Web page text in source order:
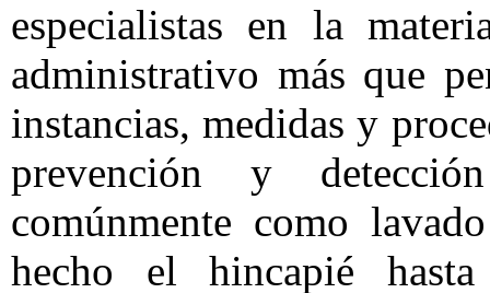
especialistas en la
administrativo más que
instancias, medidas y
prevención y
comúnmente como
hecho el hincapié